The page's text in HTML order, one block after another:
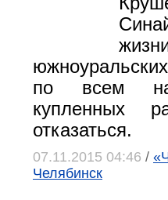
по всем
купленных
отказаться.
07.11.2015 04:46 /
Челябинск